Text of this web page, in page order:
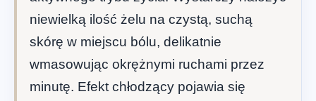
niewielką ilość żelu na czystą, suchą
skórę w miejscu bólu, delikatnie
wmasowując okrężnymi ruchami przez
minutę. Efekt chłodzący pojawia się